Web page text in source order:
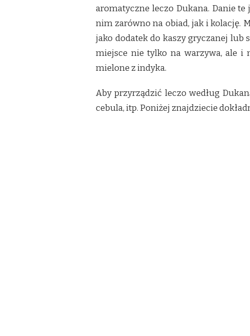
aromatyczne leczo Dukana. Danie
nim zarówno na obiad, jak i kolację.
jako dodatek do kaszy gryczanej lub
miejsce nie tylko na warzywa, ale i
mielone z indyka.
Aby przyrządzić leczo według
cebula, itp. Poniżej znajdziecie